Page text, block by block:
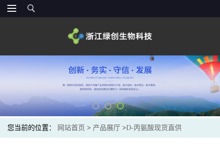
您当前的位置： 网站首页 > 产品展厅 >D-丙氨酸现货直供